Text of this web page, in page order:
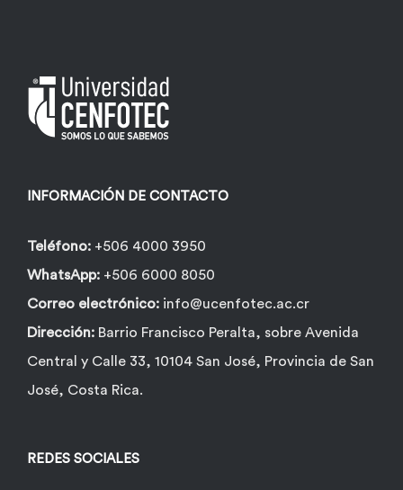
INFORMACIÓN DE CONTACTO
Teléfono: +506 4000 3950
WhatsApp: +506 6000 8050
Correo electrónico: info@ucenfotec.ac.cr
Dirección: Barrio Francisco Peralta, sobre Avenida
Central y Calle 33, 10104 San José, Provincia de San
José, Costa Rica.
REDES SOCIALES